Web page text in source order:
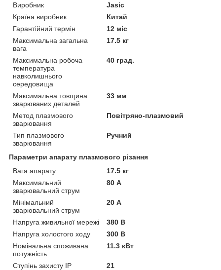
Виробник
Jasic
Країна виробник
Китай
Гарантійний термін
12 міс
Максимальна загальна
вага
17.5 кг
Максимальна робоча
температура
навколишнього
середовища
40 град.
Максимальна товщина
зварюваних деталей
33 мм
Метод плазмового
зварювання
Повітряно-плазмовий
Тип плазмового
зварювання
Ручний
Параметри апарату плазмового різання
Вага апарату
17.5 кг
Максимальний
зварювальний струм
80 А
Мінімальний
зварювальний струм
20 А
Напруга живильної мережі
380 В
Напруга холостого ходу
300 В
Номінальна споживана
потужність
11.3 кВт
Ступінь захисту IP
21